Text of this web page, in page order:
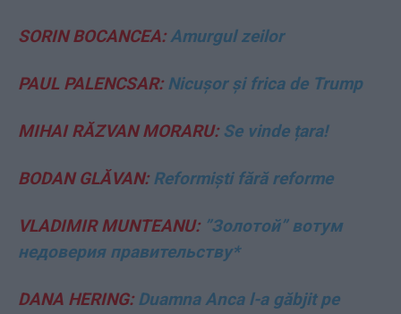
SORIN BOCANCEA:Amurgul zeilor
PAUL PALENCSAR:Nicușor și frica de Trump
MIHAI RĂZVAN MORARU:Se vinde țara!
BODAN GLĂVAN:Reformiști fără reforme
VLADIMIR MUNTEANU:”Золотой” вотум
недоверия правительству*
DANA HERING:Duamna Anca l-a găbjit pe